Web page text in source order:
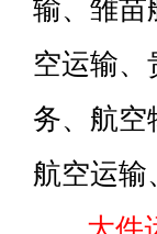
输、雏苗
空运输
务、航空
航空运输